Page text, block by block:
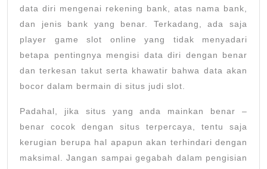
data diri mengenai rekening bank, atas nama bank,
dan jenis bank yang benar. Terkadang, ada saja
player game slot online yang tidak menyadari
betapa pentingnya mengisi data diri dengan benar
dan terkesan takut serta khawatir bahwa data akan
bocor dalam bermain di situs judi slot.
Padahal, jika situs yang anda mainkan benar –
benar cocok dengan situs terpercaya, tentu saja
kerugian berupa hal apapun akan terhindari dengan
maksimal. Jangan sampai gegabah dalam pengisian